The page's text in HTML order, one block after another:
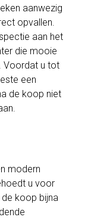
aanwezig
opvallen.
aan het
die mooie
Voordat u tot
een
de koop niet
modern
u voor
koop bijna